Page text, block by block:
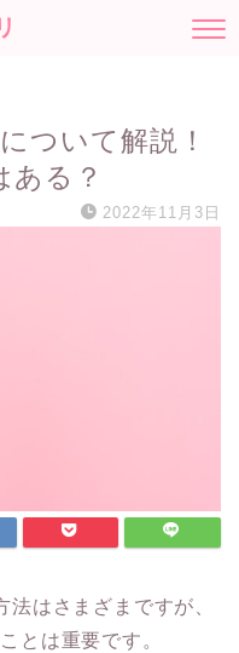
ついて解説！
ある？
2022年11月3日
はさまざまですが、
とは重要です。